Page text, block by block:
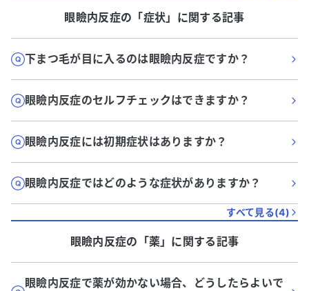
眼瞼内反症の「症状」に関する記事
下まつ毛が目に入るのは眼瞼内反症ですか？
眼瞼内反症のセルフチェックはできますか？
眼瞼内反症には初期症状はありますか？
眼瞼内反症ではどのような症状がありますか？
すべて見る(4)
眼瞼内反症の「薬」に関する記事
眼瞼内反症で薬が効かない場合、どうしたらよいで